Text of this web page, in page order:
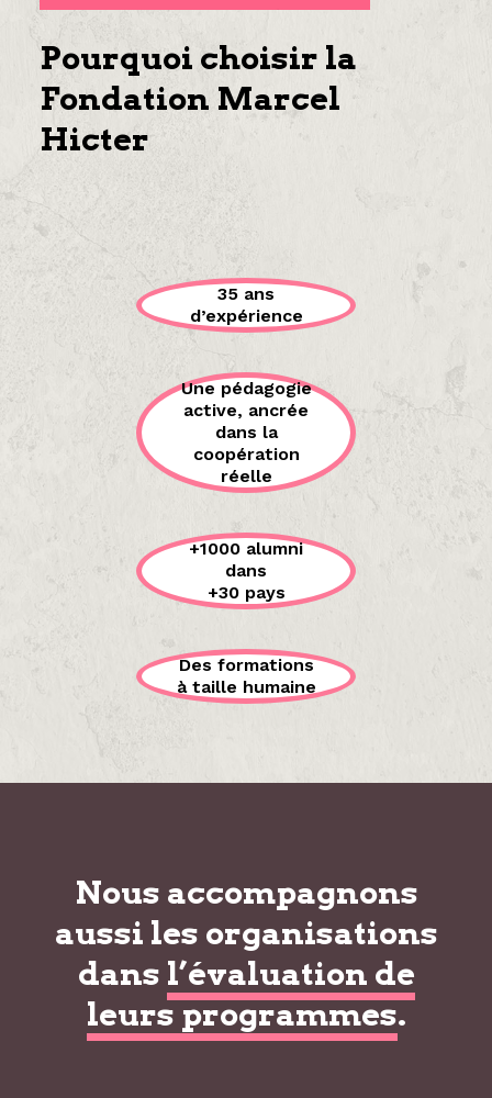
Pourquoi choisir la
Fondation Marcel
Hicter
35 ans
d’expérience
Une pédagogie
active, ancrée
dans la
coopération
réelle
+1000 alumni
dans
+30 pays
Des formations
à taille humaine
Nous accompagnons
aussi les organisations
dans l’évaluation de
leurs programmes.